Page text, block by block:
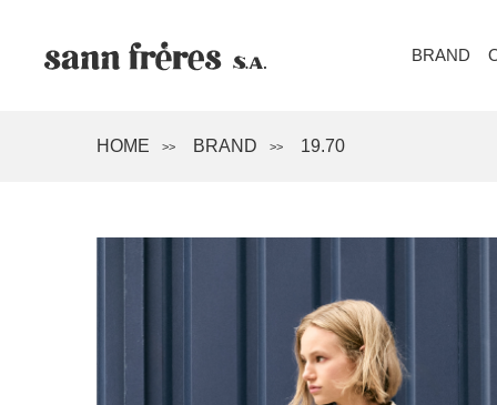
BRAND
HOME BRAND 19.70